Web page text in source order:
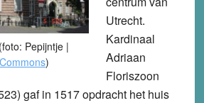
Pepijntje |
)
Utrecht.
Kardinaal
Adriaan
Floriszoon
gaf in 1517 opdracht het huis